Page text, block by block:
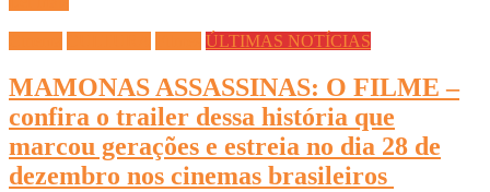
ÚLTIMAS NOTÍCIAS
MAMONAS ASSASSINAS: O FILME –
confira o trailer dessa história que
marcou gerações e estreia no dia 28 de
dezembro nos cinemas brasileiros